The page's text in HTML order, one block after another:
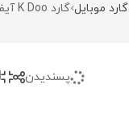
گارد موبایل گارد K Doo آیفون 13 promax
پسندیدن